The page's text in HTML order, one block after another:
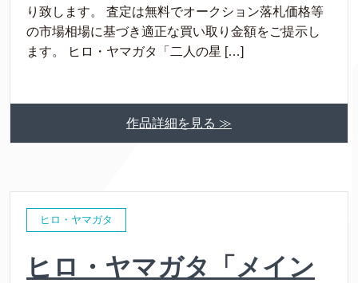
り致します。 査定は無料でオークション落札価格等
の市場相場に基づき適正な買い取り金額をご提示し
ます。 ヒロ・ヤマガタ「二人の星 […]
作品詳細を見る ≫
ヒロ・ヤマガタ
ヒロ・ヤマガタ「メイン